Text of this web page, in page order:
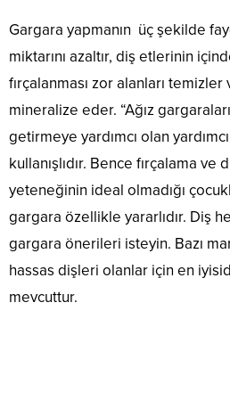
Gargara yapmanın üç şekilde
miktarını azaltır, diş etlerinin
fırçalanması zor alanları
mineralize eder. “Ağız
getirmeye yardımcı olan
kullanışlıdır. Bence fırçalama ve
yeteneğinin ideal olmadığı
gargara özellikle yararlıdır. Diş
gargara önerileri isteyin. Bazı
hassas dişleri olanlar için en
mevcuttur.